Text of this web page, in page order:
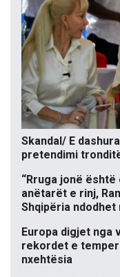
Skandal/ E
pretendimi
“Rruga jonë
anëtarët e rinj,
Shqipëria
Europa digjet nga
rekordet e
nxehtësia